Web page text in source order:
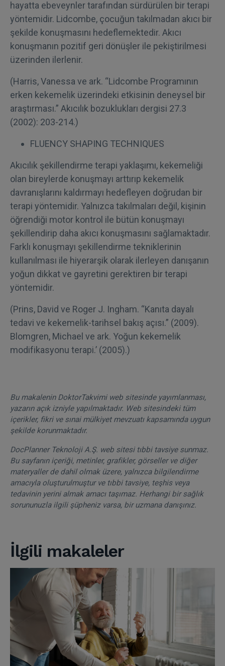
hayatta ebeveynler tarafından sürdürülen bir terapi
yöntemidir. Lidcombe, çocuğun takılmadan akıcı bir
şekilde konuşmasını hedeflemektedir. Akıcı
konuşmanın pozitif geri dönüşler ile pekiştirilmesi
üzerinden ilerlenir.
(Harris, Vanessa ve ark. “Lidcombe Programının
erken kekemelik üzerindeki etkisinin deneysel bir
araştırması.” Akıcılık bozuklukları dergisi 27.3
(2002): 203-214.)
FLUENCY SHAPING TECHNIQUES
Akıcılık şekillendirme terapi yaklaşımı, kekemeliği
olan bireylerde konuşmayı arttırıp kekemelik
davranışlarını kaldırmayı hedefleyen doğrudan bir
terapi yöntemidir. Yalnızca takılmaları değil, kişinin
öğrendiği motor kontrol ile bütün konuşmayı
şekillendirip daha akıcı konuşmasını sağlamaktadır.
Farklı konuşmayı şekillendirme tekniklerinin
kullanılması ile hiyerarşik olarak ilerleyen danışanın
yoğun dikkat ve gayretini gerektiren bir terapi
yöntemidir.
(Prins, David ve Roger J. Ingham. “Kanıta dayalı
tedavi ve kekemelik-tarihsel bakış açısı.” (2009).
Blomgren, Michael ve ark. Yoğun kekemelik
modifikasyonu terapi.’ (2005).)
Bu makalenin DoktorTakvimi web sitesinde yayımlanması,
yazarın açık izniyle yapılmaktadır. Web sitesindeki tüm
içerikler, fikri ve sınai mülkiyet mevzuatı kapsamında uygun
şekilde korunmaktadır.
DocPlanner Teknoloji A.Ş. web sitesi tıbbi tavsiye sunmaz.
Bu sayfanın içeriği, metinler, grafikler, görseller ve diğer
materyaller de dahil olmak üzere, yalnızca bilgilendirme
amacıyla oluşturulmuştur ve tıbbi tavsiye, teşhis veya
tedavinin yerini almak amacı taşımaz. Herhangi bir sağlık
sorununuzla ilgili şüpheniz varsa, bir uzmana danışınız.
İlgili makaleler